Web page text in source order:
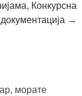
Конкурсна
документација →
морате